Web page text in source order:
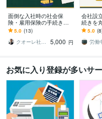
面倒な入社時の社会保
険・雇用保険の手続き代
行します 入社手続の手間
ゼロ！社労士にお任せで
安心＆スピーディー！！
5.0 (13)
クオーレ社労士＆行政書士
5,000 円
会社設
続きを
社労士
時の社
社・全
5.0
お気に入り登録が多いサ